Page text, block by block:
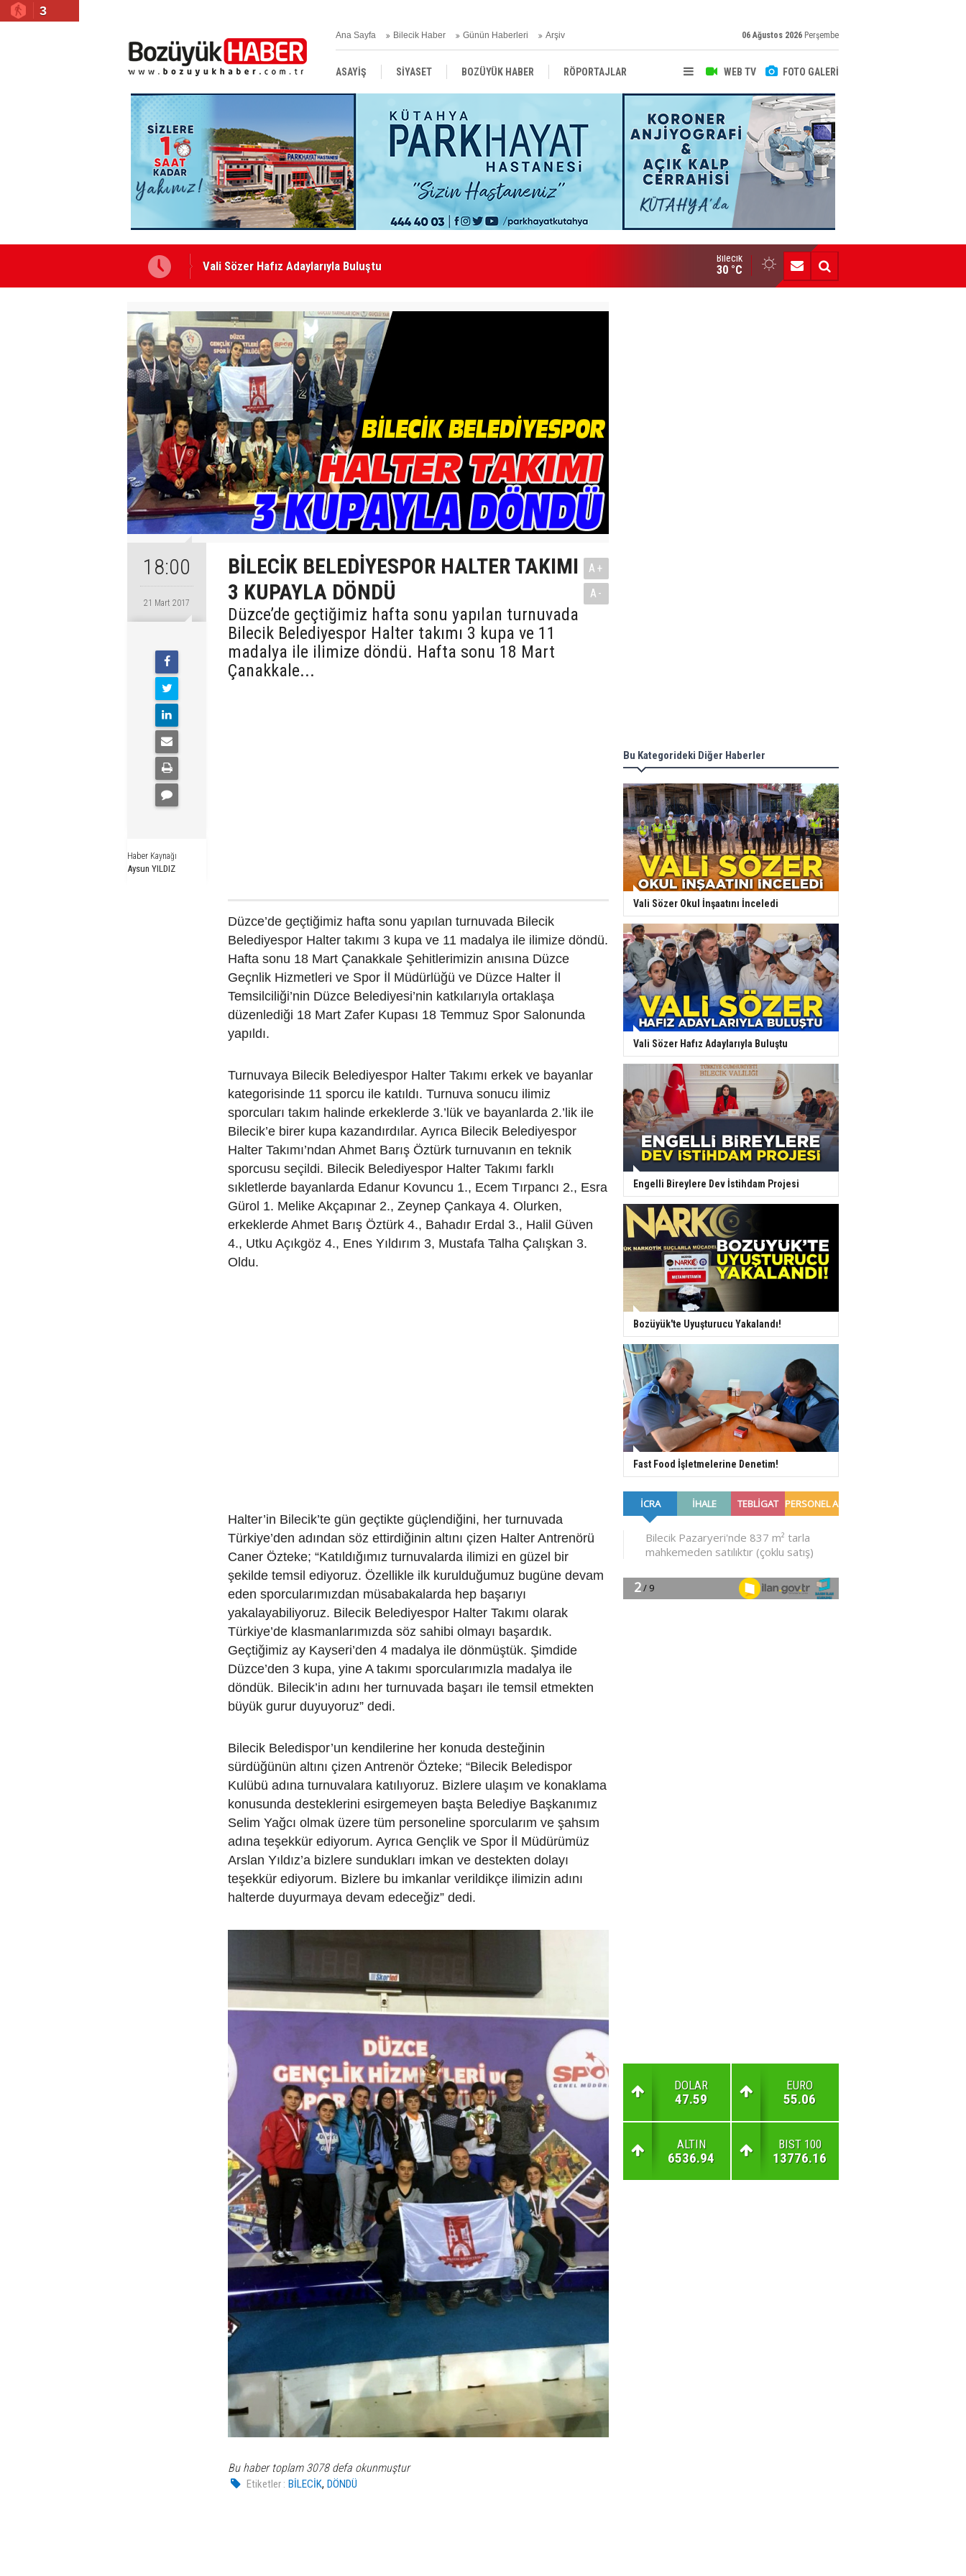
3
Ana Sayfa Bilecik Haber Günün Haberleri Arşiv 06 Ağustos 2026 Perşembe
WEB TV FOTO GALERİ
ASAYİŞ SİYASET BOZÜYÜK HABER RÖPORTAJLAR
RESMİ İLANLAR
Vali Sözer Hafız Adaylarıyla Buluştu Engelli Bireylere Dev İstihdam Projesi
Bilecik
30 °C
18:00
21 Mart 2017
Haber Kaynağı
Aysun YILDIZ
BİLECİK BELEDİYESPOR HALTER TAKIMI
3 KUPAYLA DÖNDÜ
Düzce’de geçtiğimiz hafta sonu yapılan turnuvada
Bilecik Belediyespor Halter takımı 3 kupa ve 11
madalya ile ilimize döndü. Hafta sonu 18 Mart
Çanakkale...
A+
A-
Düzce’de geçtiğimiz hafta sonu yapılan turnuvada Bilecik
Belediyespor Halter takımı 3 kupa ve 11 madalya ile ilimize döndü.
Hafta sonu 18 Mart Çanakkale Şehitlerimizin anısına Düzce
Geçnlik Hizmetleri ve Spor İl Müdürlüğü ve Düzce Halter İl
Temsilciliği’nin Düzce Belediyesi’nin katkılarıyla ortaklaşa
düzenlediği 18 Mart Zafer Kupası 18 Temmuz Spor Salonunda
yapıldı.
Turnuvaya Bilecik Belediyespor Halter Takımı erkek ve bayanlar
kategorisinde 11 sporcu ile katıldı. Turnuva sonucu ilimiz
sporcuları takım halinde erkeklerde 3.’lük ve bayanlarda 2.’lik ile
Bilecik’e birer kupa kazandırdılar. Ayrıca Bilecik Belediyespor
Halter Takımı’ndan Ahmet Barış Öztürk turnuvanın en teknik
sporcusu seçildi. Bilecik Belediyespor Halter Takımı farklı
sıkletlerde bayanlarda Edanur Kovuncu 1., Ecem Tırpancı 2., Esra
Gürol 1. Melike Akçapınar 2., Zeynep Çankaya 4. Olurken,
erkeklerde Ahmet Barış Öztürk 4., Bahadır Erdal 3., Halil Güven
4., Utku Açıkgöz 4., Enes Yıldırım 3, Mustafa Talha Çalışkan 3.
Oldu.
Halter’in Bilecik’te gün geçtikte güçlendiğini, her turnuvada
Türkiye’den adından söz ettirdiğinin altını çizen Halter Antrenörü
Caner Özteke; “Katıldığımız turnuvalarda ilimizi en güzel bir
şekilde temsil ediyoruz. Özellikle ilk kurulduğumuz bugüne devam
eden sporcularımızdan müsabakalarda hep başarıyı
yakalayabiliyoruz. Bilecik Belediyespor Halter Takımı olarak
Türkiye’de klasmanlarımızda söz sahibi olmayı başardık.
Geçtiğimiz ay Kayseri’den 4 madalya ile dönmüştük. Şimdide
Düzce’den 3 kupa, yine A takımı sporcularımızla madalya ile
döndük. Bilecik’in adını her turnuvada başarı ile temsil etmekten
büyük gurur duyuyoruz” dedi.
Bilecik Beledispor’un kendilerine her konuda desteğinin
sürdüğünün altını çizen Antrenör Özteke; “Bilecik Beledispor
Kulübü adına turnuvalara katılıyoruz. Bizlere ulaşım ve konaklama
konusunda desteklerini esirgemeyen başta Belediye Başkanımız
Selim Yağcı olmak üzere tüm personeline sporcularım ve şahsım
adına teşekkür ediyorum. Ayrıca Gençlik ve Spor İl Müdürümüz
Arslan Yıldız’a bizlere sundukları imkan ve destekten dolayı
teşekkür ediyorum. Bizlere bu imkanlar verildikçe ilimizin adını
halterde duyurmaya devam edeceğiz” dedi.
Bu haber toplam 3078 defa okunmuştur
Etiketler : BİLECİK,DÖNDÜ
Bu Kategorideki Diğer Haberler
Vali Sözer Okul İnşaatını İnceledi
Vali Sözer Hafız Adaylarıyla Buluştu
Engelli Bireylere Dev İstihdam Projesi
Bozüyük'te Uyuşturucu Yakalandı!
Fast Food İşletmelerine Denetim!
DOLAR
47.59
EURO
55.06
ALTIN
6536.94
BIST 100
13776.16